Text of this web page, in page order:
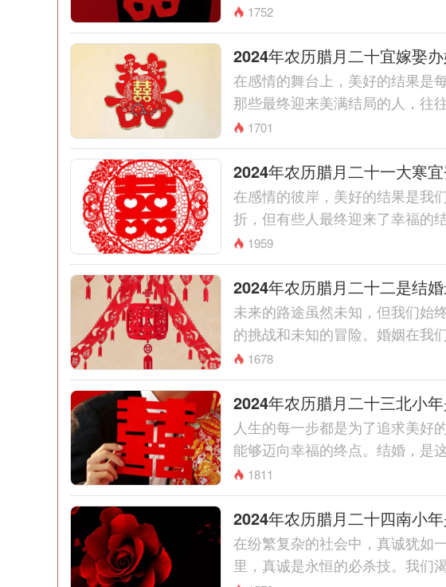
1752
2024年农历腊月二十宜嫁娶
在感情的舞台上，美好的结果是
那些最终迎来美满结局的人，往
1701
2024年农历腊月二十一大寒
在感情的彼岸，美好的结果是我
折，但有些人最终迎来了幸福的
1959
2024年农历腊月二十二是结
未来的路途虽然未知，但我们始
的挑战和未知的冒险。婚姻在我
1678
2024年农历腊月二十三北小
人生的每一步都是为了追求美好
能够迈向幸福的终点。结婚，是
1811
2024年农历腊月二十四南小
在纷繁复杂的社会中，真诚犹如
里，真诚是永恒的必杀技。我们